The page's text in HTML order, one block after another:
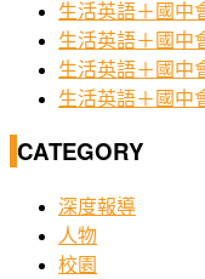
生活英語＋國中
生活英語＋國中
生活英語＋國中
生活英語＋國中
CATEGORY
深度報導
人物
校園